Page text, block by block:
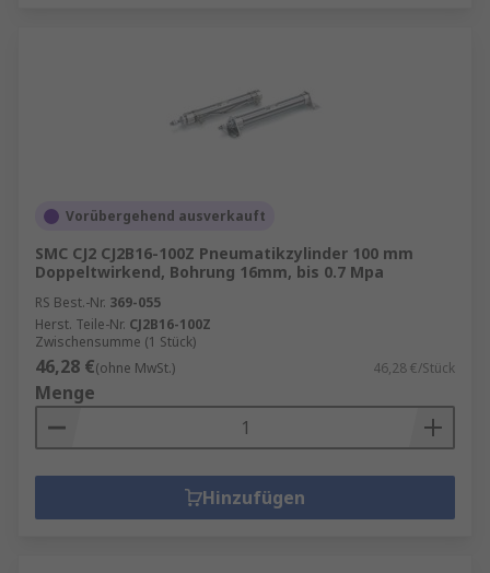
Vorübergehend ausverkauft
SMC CJ2 CJ2B16-100Z Pneumatikzylinder 100 mm
Doppeltwirkend, Bohrung 16mm, bis 0.7 Mpa
RS Best.-Nr. 369-055
Herst. Teile-Nr. CJ2B16-100Z
Zwischensumme (1 Stück)
46,28 €(ohne MwSt.) 46,28 €/Stück
Menge
Hinzufügen